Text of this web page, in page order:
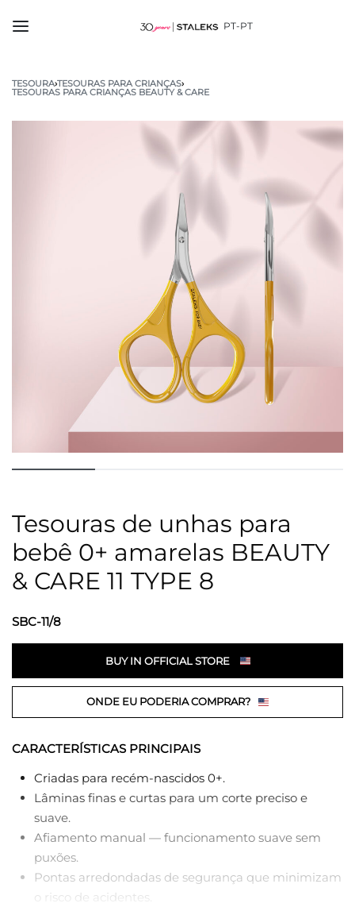
PT-PT
TESOURA›TESOURAS PARA CRIANÇAS›
TESOURAS PARA CRIANÇAS BEAUTY & CARE
Tesouras de unhas para
bebê 0+ amarelas BEAUTY
& CARE 11 TYPE 8
SBC-11/8
BUY IN OFFICIAL STORE
ONDE EU PODERIA COMPRAR?
CARACTERÍSTICAS PRINCIPAIS
Criadas para recém-nascidos 0+.
Lâminas finas e curtas para um corte preciso e
suave.
Afiamento manual — funcionamento suave sem
puxões.
Pontas arredondadas de segurança que minimizam
o risco de acidentes.